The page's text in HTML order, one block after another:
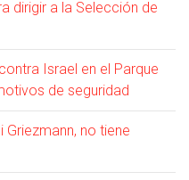
dirigir a la Selección de
Israel en el Parque
de seguridad
Griezmann, no tiene